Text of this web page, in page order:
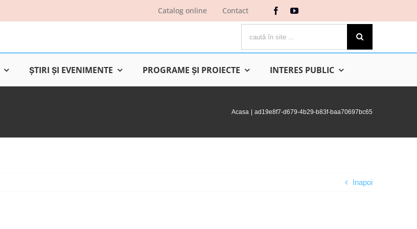
Catalog online Contact
ŞTIRI ŞI EVENIMENTE PROGRAME ŞI PROIECTE INTERES PUBLIC
Acasa ad19e8f7-d679-4b29-b83f-baa70697bc65
Inapoi